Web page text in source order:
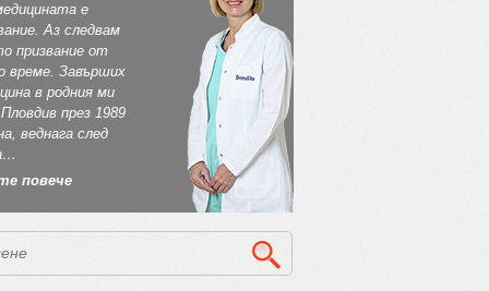
е
Аз следвам
призвание от
време. Завърших
в родния ми
през 1989
веднага след
повече